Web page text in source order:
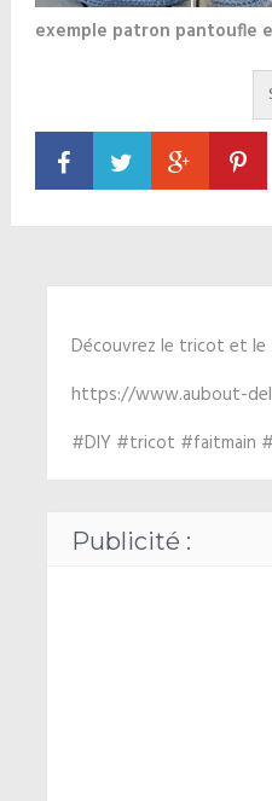
exemple patron pantoufle
Découvrez le tricot et le
https://www.aubout-
#DIY #tricot #faitmain
Publicité :